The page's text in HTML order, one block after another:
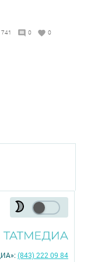
741 0 0
(843) 222 09 84